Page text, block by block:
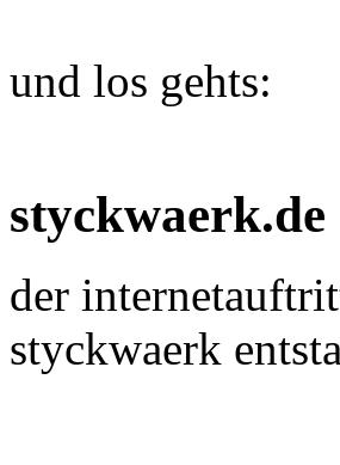
und los gehts:
styckwaerk.de
der
styckwaerk